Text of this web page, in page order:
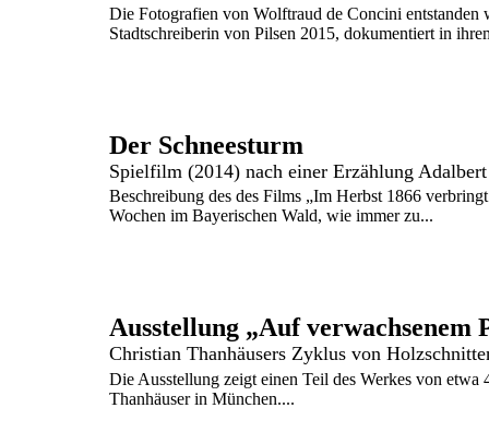
Die Fotografien von Wolftraud de Concini entstanden
Stadtschreiberin von Pilsen 2015, dokumentiert in
Der Schneesturm
Beschreibung des des Films „Im Herbst 1866
Wochen im Bayerischen Wald, wie immer zu...
Ausstellung „Auf verwachsenem
Christian Thanhäusers Zyklus von
Die Ausstellung zeigt einen Teil des Werkes von
Thanhäuser in München....